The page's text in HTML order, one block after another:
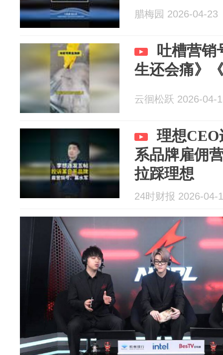
腊梅园 2026-04-23
吐槽营
生还会痛》
云徊松跃 2026-04-
理想
系品牌雇佣
拉踩理想
24时财报 2026-04-